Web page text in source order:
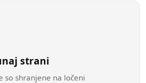
strani
so shranjene na ločeni